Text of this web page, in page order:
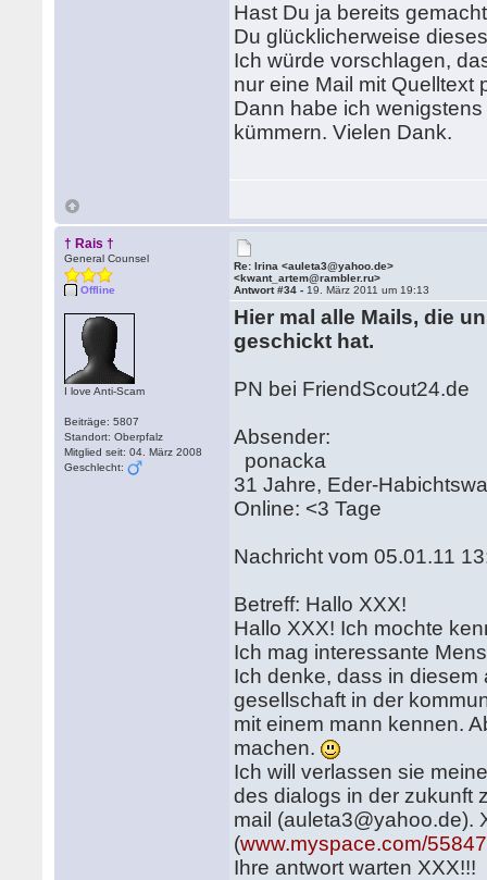
Hast Du ja bereits
Du glücklicherweise
Ich würde vorschlagen,
nur eine Mail mit Quelltext
Dann habe ich
kümmern. Vielen Dank.
† Rais †
General Counsel
Offline
I love Anti-Scam
Beiträge: 5807
Standort: Oberpfalz
Mitglied seit: 04. März 2008
Geschlecht:
Re: Irina <auleta3@yahoo.de>
<kwant_artem@rambler.ru>
Antwort #34 - 19. März 2011 um 19:13
Hier mal alle Mails, die
geschickt hat.
PN bei FriendScout24.de
Absender:
ponacka
31 Jahre, Eder-
Online: <3 Tage
Nachricht vom 05.01.11
Betreff: Hallo XXX!
Hallo XXX! Ich mochte
Ich mag interessante
Ich denke, dass in
gesellschaft in der
mit einem mann kennen.
machen.
Ich will verlassen sie
des dialogs in der zukunft
mail (auleta3@yahoo.de).
(www.myspace.com/
Ihre antwort warten XXX!!!